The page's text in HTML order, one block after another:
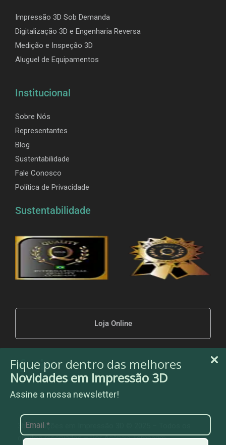
Fique por dentro das melhores
Novidades em Impressão 3D
Assine a nossa newsletter!
Impressão 3D Sob Demanda
Digitalização 3D e Engenharia Reversa
Medição e Inspeção 3D
Aluguel de Equipamentos
Institucional
Sobre Nós
Representantes
Blog
Sustentabilidade
Fale Conosco
Política de Privacidade
Sustentabilidade
Loja Online
3be Soluções em Impressão 3D © 2025 – Todos os
direitos reservados – PorAgência Temperim